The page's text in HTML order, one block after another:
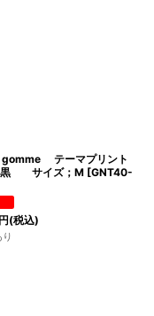
テーマプリント
サイズ；M [GNT40-
円(税込)